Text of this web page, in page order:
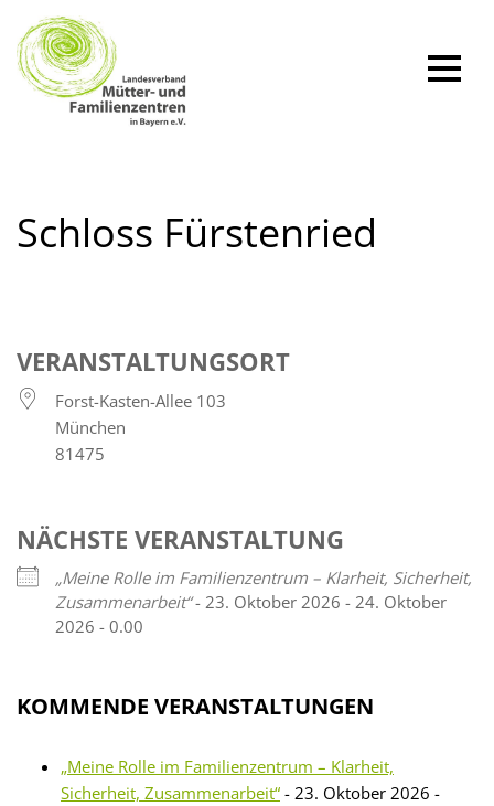
Zum
Inhalt
springen
Schloss Fürstenried
VERANSTALTUNGSORT
Forst-Kasten-Allee 103
München
81475
NÄCHSTE VERANSTALTUNG
„Meine Rolle im Familienzentrum – Klarheit, Sicherheit,
Zusammenarbeit“- 23. Oktober 2026 - 24. Oktober
2026 - 0.00
KOMMENDE VERANSTALTUNGEN
„Meine Rolle im Familienzentrum – Klarheit,
Sicherheit, Zusammenarbeit“ - 23. Oktober 2026 -